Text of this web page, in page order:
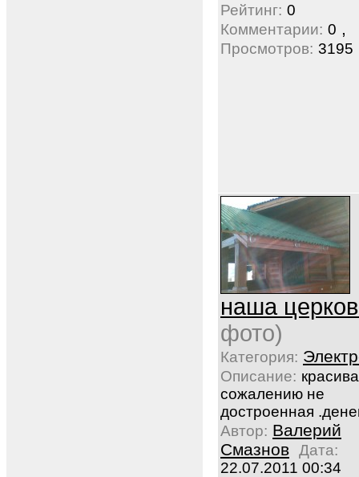
Рейтинг: 0
Комментарии: 0 ,
Просмотров: 3195
наша
фото)
Категория:
Описание:
сожалению не
достроенная
Автор: Валерий
Смазнов Дата:
22.07.2011 00:34